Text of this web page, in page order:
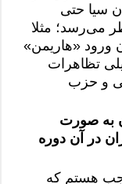
سیا حتی
می‌رسد؛ مثلا
۱۹۵۱ در زمان ورود «هاریمن»
تظاهرات
و حزب
به صورت
در آن دوره
هستم که